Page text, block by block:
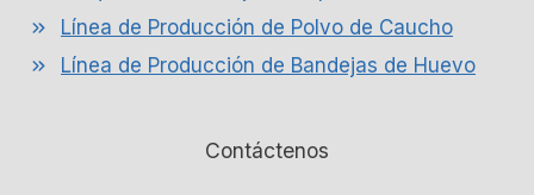
Línea de Producción de Polvo de Caucho
Línea de Producción de Bandejas de Huevo
Contáctenos